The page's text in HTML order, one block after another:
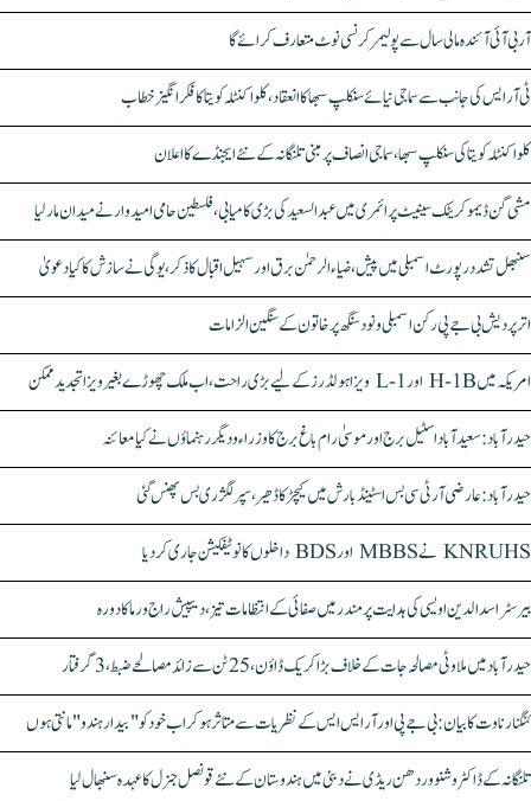
آر بی آئی آئندہ مالی سال سے پولیمر کرنسی نوٹ متعارف کرائے گا
ٹی آر ایس کی جانب سے سماجی نیائے سنکلپ سبھا کا انعقاد، کلواکنٹلہ کویتا کا فکر انگیز خطاب
کلواکنٹلہ کویتا کی سنکلپ سبھا، سماجی انصاف پر مبنی تلنگانہ کے نئے ایجنڈے کا اعلان
مشی گن ڈیموکریٹک سینیٹ پرائمری میں عبدالسعید کی بڑی کامیابی، فلسطین حامی امیدوار نے میدان مار لیا
سنبھل تشدد رپورٹ اسمبلی میں پیش، ضیاء الرحمٰن برق اور سہیل اقبال کا ذکر، یوگی نے سازش کا کیا دعویٰ
اتر پردیش بی جے پی رکن اسمبلی ونود سنگھ پر خاتون کے سنگین الزامات
امریکہ میں H-1B اور L-1 ویزا ہولڈرز کے لیے بڑی راحت، اب ملک چھوڑے بغیر ویزا تجدید ممکن
حیدرآباد: سعیدآباد اسٹیل برج اور موسیٰ رام باغ برج کا وزراء و دیگر رہنماؤں نے کیا معائنہ
حیدرآباد: عارضی آر ٹی سی بس اسٹینڈ بارش میں کیچڑ کا ڈھیر، سپر لگژری بس پھنس گئی
KNRUHS نے MBBS اور BDS داخلوں کا نوٹیفکیشن جاری کر دیا
بیرسٹر اسدالدین اویسی کی ہدایت پر مندر میں صفائی کے انتظامات تیز، دیپیش راج ورما کا دورہ
حیدرآباد میں ملاوٹی مصالحہ جات کے خلاف بڑا کریک ڈاؤن، 25 ٹن سے زائد مصالحے ضبط، 3 گرفتار
کنگنا رناوت کا بیان: بی جے پی اور آر ایس ایس کے نظریات سے متاثر ہو کر اب خود کو "بیدار ہندو" مانتی ہوں
تلنگانہ کے ڈاکٹر وشنو وردھن ریڈی نے دبئی میں ہندوستان کے نئے قونصل جنرل کا عہدہ سنبھال لیا